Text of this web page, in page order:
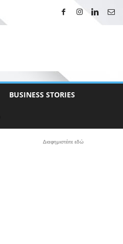
BUSINESS STORIES
Διαφημιστέιτε εδώ